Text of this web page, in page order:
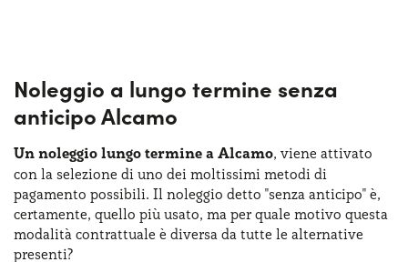
Noleggio a lungo termine senza
anticipo Alcamo
Un noleggio lungo termine a Alcamo, viene attivato
con la selezione di uno dei moltissimi metodi di
pagamento possibili. Il noleggio detto "senza anticipo" è,
certamente, quello più usato, ma per quale motivo questa
modalità contrattuale è diversa da tutte le alternative
presenti?